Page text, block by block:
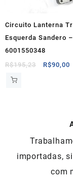
Circuito Lanterna
Esquerda Sandero –
6001550348
R$195,23
O
R$90,00
importadas,
com